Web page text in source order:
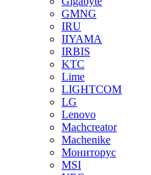
GMNG
IRU
IIYAMA
IRBIS
KTC
Lime
LIGHTCOM
LG
Lenovo
Machcreator
Machenike
Мониторус
MSI